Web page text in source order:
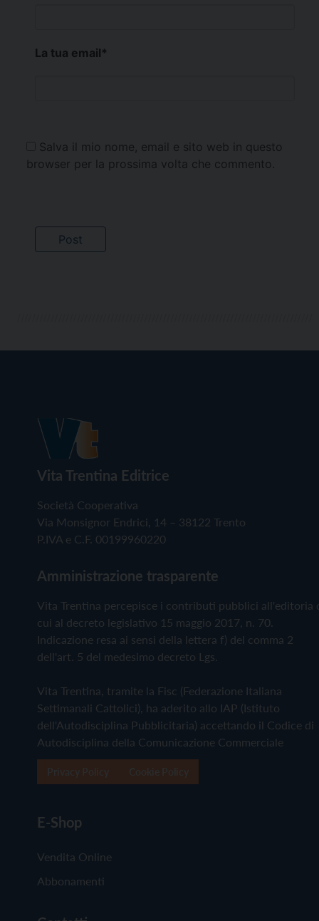
La tua email*
Salva il mio nome, email e sito web in questo
browser per la prossima volta che commento.
Vita Trentina Editrice
Società Cooperativa
Via Monsignor Endrici, 14 – 38122 Trento
P.IVA e C.F. 00199960220
Amministrazione trasparente
Vita Trentina percepisce i contributi pubblici all'editoria
cui al decreto legislativo 15 maggio 2017, n. 70.
Indicazione resa ai sensi della lettera f) del comma 2
dell'art. 5 del medesimo decreto Lgs.
Vita Trentina, tramite la Fisc (Federazione Italiana
Settimanali Cattolici), ha aderito allo IAP (Istituto
dell'Autodisciplina Pubblicitaria) accettando il Codice di
Autodisciplina della Comunicazione Commerciale
E-Shop
Vendita Online
Abbonamenti